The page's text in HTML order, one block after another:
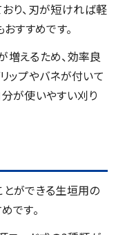
り、刃が短ければ軽
すすめです。
増えるため、効率良
ップやバネが付いて
が使いやすい刈り
とができる生垣用の
です。